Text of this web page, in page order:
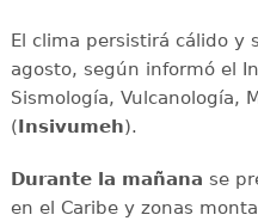
El clima persistirá cálido y
agosto, según informó el
Sismología, Vulcanología,
(Insivumeh).
Durante la mañana se
en el Caribe y zonas